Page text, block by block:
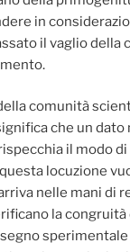
in
il vaglio della
comunità
che un dato
il modo di
locuzione
nelle mani di
la